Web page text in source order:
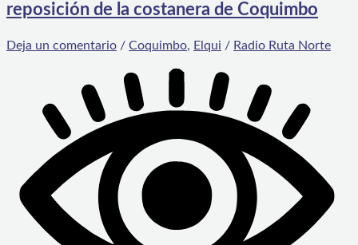
reposición de la costanera de Coquimbo
Deja un comentario / Coquimbo, Elqui / Radio Ruta Norte